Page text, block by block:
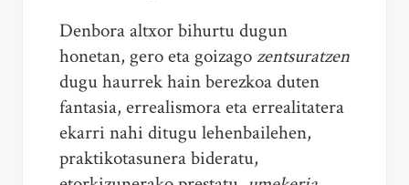
Denbora altxor bihurtu dugun
honetan, gero eta goizagozentsuratzen
dugu haurrek hain berezkoa duten
fantasia, errealismora eta errealitatera
ekarri nahi ditugu lehenbailehen,
praktikotasunera bideratu,